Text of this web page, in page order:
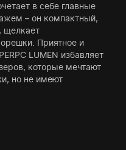
в себе главные
– он компактный,
щелкает
Приятное и
LUMEN избавляет
которые мечтают
но не имеют